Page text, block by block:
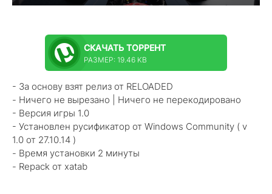
СКАЧАТЬ ТОРРЕНТ
РАЗМЕР: 19.46 KB
- За основу взят релиз от RELOADED
- Ничего не вырезано | Ничего не перекодировано
- Версия игры 1.0
- Установлен русификатор от Windows Community ( v
1.0 от 27.10.14 )
- Время установки 2 минуты
- Repack от xatab